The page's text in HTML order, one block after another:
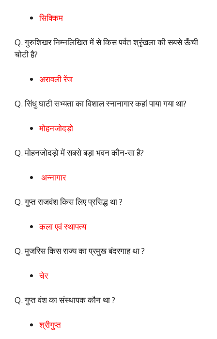
सिक्किम
Q. गुरुशिखर निम्नलिखित में से किस पर्वत श्रृंखला की सबसे ऊँची
चोटी है?
अरावली रेंज
Q. सिंधु घाटी सभ्यता का विशाल स्नानागार कहां पाया गया था?
मोहनजोदड़ो
Q. मोहनजोदड़ो में सबसे बड़ा भवन कौन-सा है?
अन्नागार
Q. गुप्त राजवंश किस लिए प्रसिद्ध था ?
कला एवं स्थापत्य
Q. मुजरिस किस राज्य का प्रमुख बंदरगाह था ?
चेर
Q. गुप्त वंश का संस्थापक कौन था ?
श्रीगुप्त